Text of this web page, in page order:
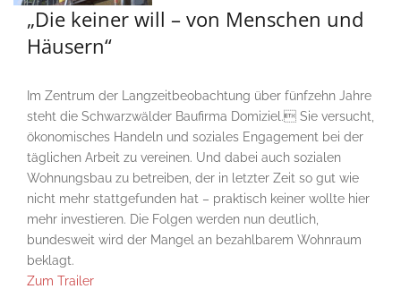
„Die keiner will – von Menschen und
Häusern“
Im Zentrum der Langzeitbeobachtung über fünfzehn Jahre
steht die Schwarzwälder Baufirma Domiziel. Sie versucht,
ökonomisches Handeln und soziales Engagement bei der
täglichen Arbeit zu vereinen. Und dabei auch sozialen
Wohnungsbau zu betreiben, der in letzter Zeit so gut wie
nicht mehr stattgefunden hat – praktisch keiner wollte hier
mehr investieren. Die Folgen werden nun deutlich,
bundesweit wird der Mangel an bezahlbarem Wohnraum
beklagt.
Zum Trailer